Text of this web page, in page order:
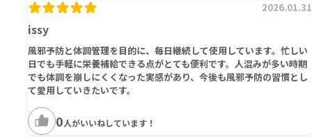
issy
2026.01.31
風邪予防と体調管理を目的に、毎日継続して使用しています。忙しい
日でも手軽に栄養補給できる点がとても便利です。人混みが多い時期
でも体調を崩しにくくなった実感があり、今後も風邪予防の習慣とし
て愛用していきたいです。
0人がいいねしています！